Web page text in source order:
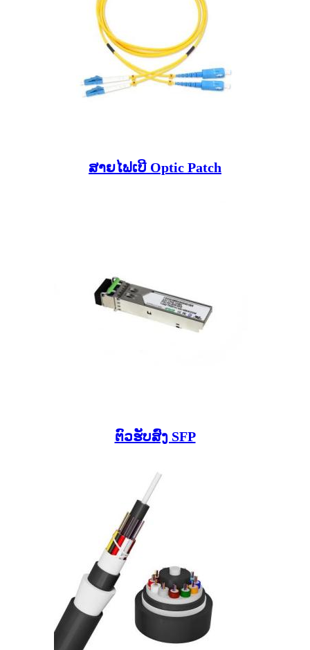
ສາຍໄຟເບີ Optic Patch
ຕົວຮັບສົ່ງ SFP